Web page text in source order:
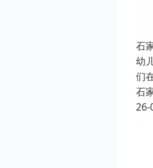
石
幼
们
石
26-